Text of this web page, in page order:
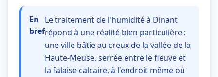
En
bref
Le traitement de l'humidité à Dinant
répond à une réalité bien particulière :
une ville bâtie au creux de la vallée de la
Haute-Meuse, serrée entre le fleuve et
la falaise calcaire, à l'endroit même où